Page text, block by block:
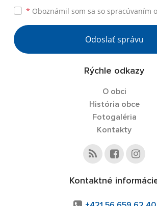
* Oboznámil som sa so spracúvaním
Odoslať správu
Rýchle odkazy
O obci
História obce
Fotogaléria
Kontakty
Kontaktné